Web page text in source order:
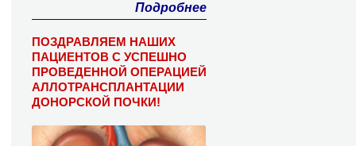
Подробнее
ПОЗДРАВЛЯЕМ НАШИХ
ПАЦИЕНТОВ С УСПЕШНО
ПРОВЕДЕННОЙ ОПЕРАЦИЕЙ
АЛЛОТРАНСПЛАНТАЦИИ
ДОНОРСКОЙ ПОЧКИ!